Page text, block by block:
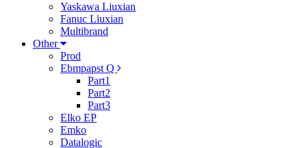
Yaskawa Liuxian
Fanuc Liuxian
Multibrand
Other
Prod
Ebmpapst Q
Part1
Part2
Part3
Elko EP
Emko
Datalogic